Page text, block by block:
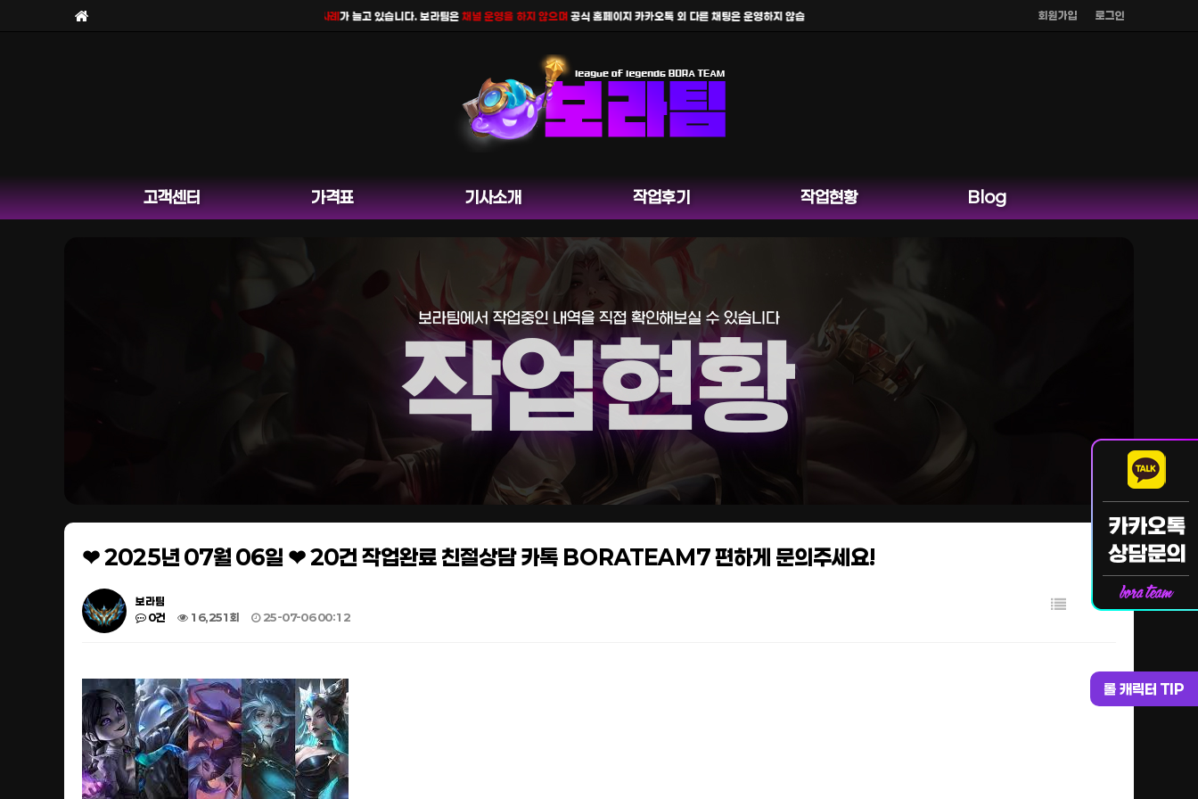
회원가입 로그인
가 늘고 있습니다. 보라팀은채널 운영을 하지 않으며공식 홈페이지 카카오톡 외 다른 채팅은 운영하지 않습니다.
롤 캐릭터 TIP
고객센터 가격표 기사소개 작업후기 작업현황 Blog
❤ 2025년 07월 06일 ❤ 20건 작업완료 친절상담 카톡 BORATEAM7 편하게 문의주세요!
보라팀
0건
16,251회 25-07-06 00:12